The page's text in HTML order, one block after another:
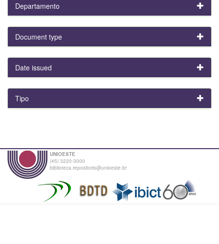
Departamento
Document type
Date issued
Tipo
UNIOESTE
(45) 3220-3000
biblioteca.repositorio@unioeste.br